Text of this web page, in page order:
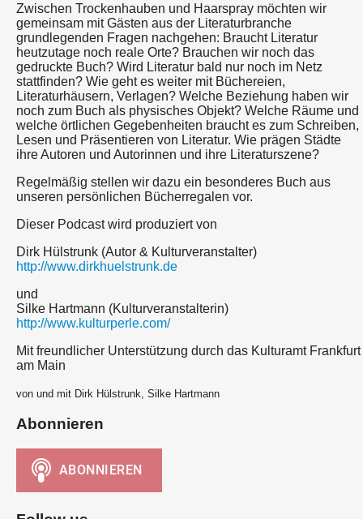
Zwischen Trockenhauben und Haarspray möchten wir
gemeinsam mit Gästen aus der Literaturbranche
grundlegenden Fragen nachgehen: Braucht Literatur
heutzutage noch reale Orte? Brauchen wir noch das
gedruckte Buch? Wird Literatur bald nur noch im Netz
stattfinden? Wie geht es weiter mit Büchereien,
Literaturhäusern, Verlagen? Welche Beziehung haben wir
noch zum Buch als physisches Objekt? Welche Räume und
welche örtlichen Gegebenheiten braucht es zum Schreiben,
Lesen und Präsentieren von Literatur. Wie prägen Städte
ihre Autoren und Autorinnen und ihre Literaturszene?
Regelmäßig stellen wir dazu ein besonderes Buch aus
unseren persönlichen Bücherregalen vor.
Dieser Podcast wird produziert von
Dirk Hülstrunk (Autor & Kulturveranstalter)
http://www.dirkhuelstrunk.de
und
Silke Hartmann (Kulturveranstalterin)
http://www.kulturperle.com/
Mit freundlicher Unterstützung durch das Kulturamt Frankfurt
am Main
von und mit Dirk Hülstrunk, Silke Hartmann
Abonnieren